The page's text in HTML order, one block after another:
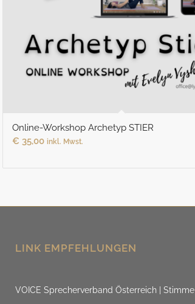
Online-Workshop Archetyp STIER
€ 35,00 inkl. Mwst.
LINK EMPFEHLUNGEN
VOICE Sprecherverband Österreich | Stimme